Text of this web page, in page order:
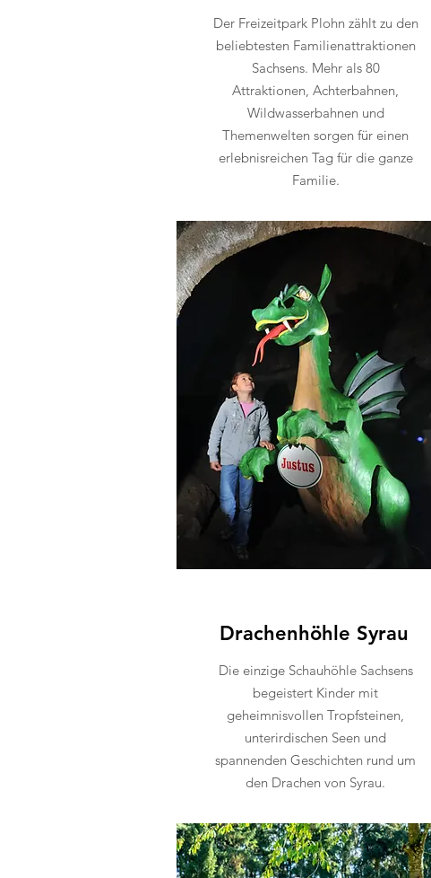
Der Freizeitpark Plohn zählt zu den
beliebtesten Familienattraktionen
Sachsens. Mehr als 80
Attraktionen, Achterbahnen,
Wildwasserbahnen und
Themenwelten sorgen für einen
erlebnisreichen Tag für die ganze
Familie.
Drachenhöhle Syrau
Die einzige Schauhöhle Sachsens
begeistert Kinder mit
geheimnisvollen Tropfsteinen,
unterirdischen Seen und
spannenden Geschichten rund um
den Drachen von Syrau.